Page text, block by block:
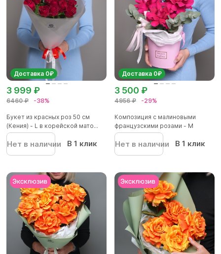
Доставка 0₽
6460 ₽ -38%
3 999 ₽
Букет из красных роз 50 см
(Кения) - L в корейской мато...
Нет в наличии В 1 клик
Доставка 0₽
4956 ₽ -29%
3 500 ₽
Композиция с малиновыми
французскими розами - M
Нет в наличии В 1 клик